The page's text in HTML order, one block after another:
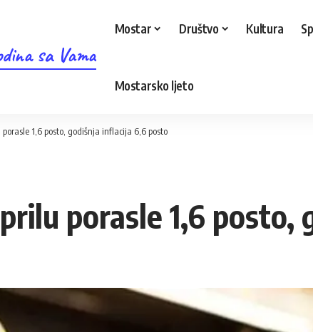
sa Vama
Mostar Društvo Kultura
Mostarsko ljeto
porasle 1,6 posto, godišnja inflacija 6,6 posto
porasle 1,6